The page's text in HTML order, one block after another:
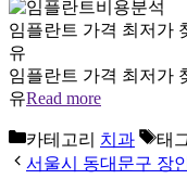
임플란트 가격 최저가
유
임플란트 가격 최저가
유Read more
카테고리 치과 태
서울시 동대문구 장